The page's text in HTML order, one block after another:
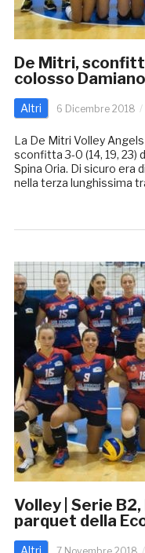
De Mitri,
colosso
Altri 6 Dicembre 2018
La De Mitri Volley
sconfitta 3-0 (14, 19, 23)
Spina Oria. Di sicuro era
nella terza lunghissima
Volley | Serie
parquet della